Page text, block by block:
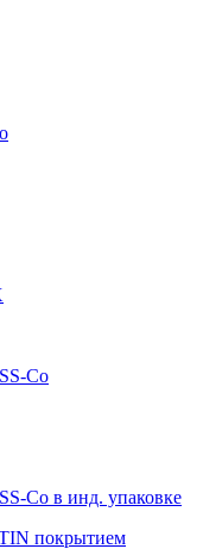
Co
Co в инд. упаковке
покрытием